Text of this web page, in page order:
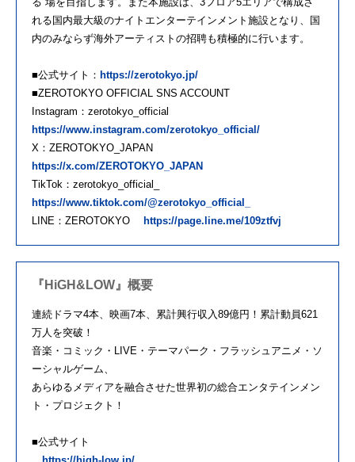
れる国内最大級のナイトエンターテインメント施設となり、国
内のみならず海外アーティストの招聘も積極的に行います。
■公式サイト： https://zerotokyo.jp/
■ZEROTOKYO OFFICIAL SNS ACCOUNT
Instagram：zerotokyo_official
https://www.instagram.com/zerotokyo_official/
X：ZEROTOKYO_JAPAN
https://x.com/ZEROTOKYO_JAPAN
TikTok：zerotokyo_official_
https://www.tiktok.com/@zerotokyo_official_
LINE：ZEROTOKYO
https://page.line.me/109ztfvj
『HiGH&LOW』概要
連続ドラマ4本、映画7本、累計興行収入89億円！累計動員621
万人を突破！
音楽・コミック・LIVE・テーマパーク・フラッシュアニメ・ソ
ーシャルゲーム、
あらゆるメディアを融合させた世界初の総合エンタテインメン
ト・プロジェクト！
■公式サイト